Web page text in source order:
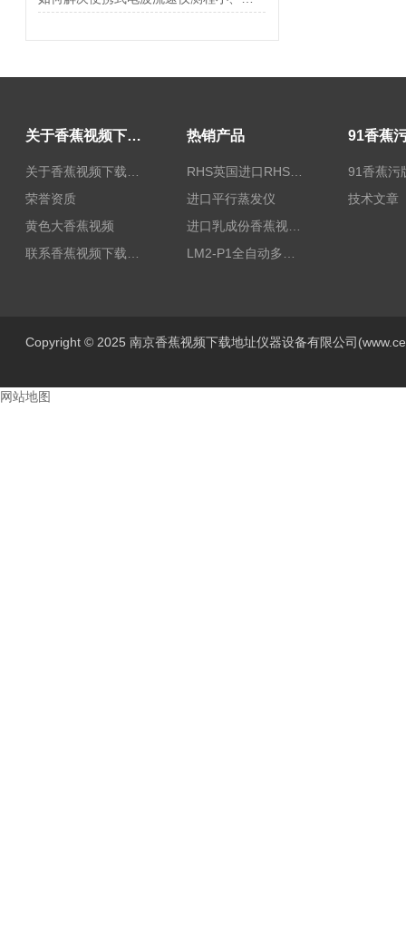
关于香蕉视频下载地址
荣誉资质
黄色大香蕉视频
热销产品
RHS英国进口RHS植物标准比色卡
进口平行蒸发仪
进口乳成份香蕉视频黄色片/乳品香蕉视频黄色片
91香蕉污
技术文章
Copyright © 2025 南京香蕉视频下载地址仪器设备有限公司
网站地图